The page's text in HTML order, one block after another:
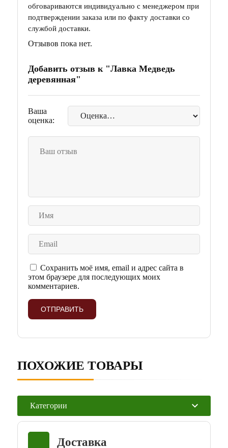
Категории
Доставка
обговариваются индивидуально с менеджером при
подтверждении заказа или по факту доставки со
службой доставки.
Отзывов пока нет.
Добавить отзыв к "Лавка Медведь
деревянная"
Ваша
оценка:
Сохранить моё имя, email и адрес сайта в
этом браузере для последующих моих
комментариев.
ПОХОЖИЕ ТОВАРЫ